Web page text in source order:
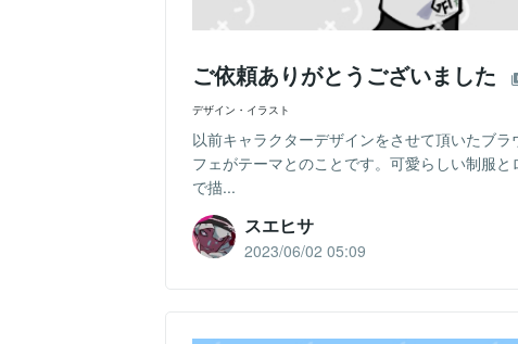
ご依頼ありがとうございました
デザイン・イラスト
以前キャラクターデザインをさせて頂いたブ
フェがテーマとのことです。可愛らしい制服
で描...
スエヒサ
2023/06/02 05:09